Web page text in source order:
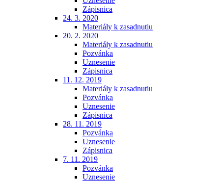
Zápisnica
24. 3. 2020
Materiály k zasadnutiu
20. 2. 2020
Materiály k zasadnutiu
Pozvánka
Uznesenie
Zápisnica
11. 12. 2019
Materiály k zasadnutiu
Pozvánka
Uznesenie
Zápisnica
28. 11. 2019
Pozvánka
Uznesenie
Zápisnica
7. 11. 2019
Pozvánka
Uznesenie